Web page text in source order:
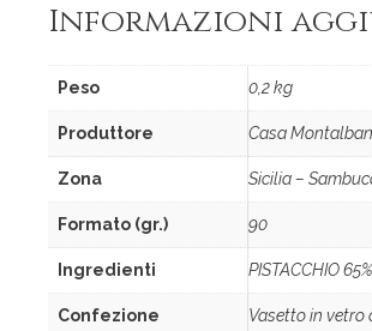
Informazioni
Peso 0,2 kg
Produttore Casa
Zona Sicilia –
Formato (gr.) 90
Ingredienti PISTACCHIO
Confezione Vasetto in vetro